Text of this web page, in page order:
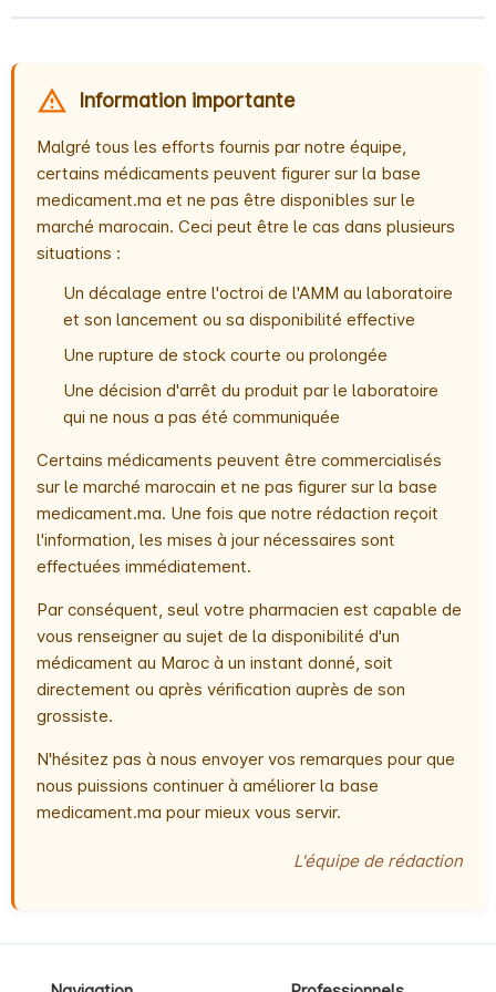
Information importante
Malgré tous les efforts fournis par notre équipe,
certains médicaments peuvent figurer sur la base
medicament.ma et ne pas être disponibles sur le
marché marocain. Ceci peut être le cas dans plusieurs
situations :
Un décalage entre l'octroi de l'AMM au laboratoire
et son lancement ou sa disponibilité effective
Une rupture de stock courte ou prolongée
Une décision d'arrêt du produit par le laboratoire
qui ne nous a pas été communiquée
Certains médicaments peuvent être commercialisés
sur le marché marocain et ne pas figurer sur la base
medicament.ma. Une fois que notre rédaction reçoit
l'information, les mises à jour nécessaires sont
effectuées immédiatement.
Par conséquent, seul votre pharmacien est capable de
vous renseigner au sujet de la disponibilité d'un
médicament au Maroc à un instant donné, soit
directement ou après vérification auprès de son
grossiste.
N'hésitez pas à nous envoyer vos remarques pour que
nous puissions continuer à améliorer la base
medicament.ma pour mieux vous servir.
L'équipe de rédaction